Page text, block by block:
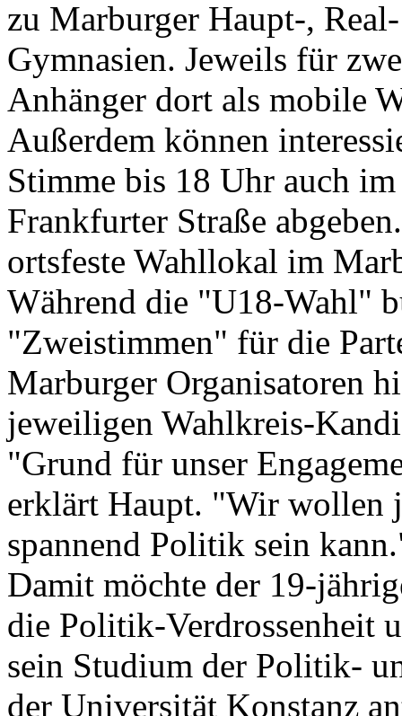
zu Marburger Haupt-,
Gymnasien. Jeweils für
Anhänger dort als mobile
Außerdem können
Stimme bis 18 Uhr auch
Frankfurter Straße
ortsfeste Wahllokal im
Während die "U18-Wahl"
"Zweistimmen" für die
Marburger Organisatoren
jeweiligen Wahlkreis-
"Grund für unser
erklärt Haupt. "Wir wollen
spannend Politik sein
Damit möchte der 19-
die Politik-Verdrossenheit
sein Studium der Politik-
der Universität Konstanz